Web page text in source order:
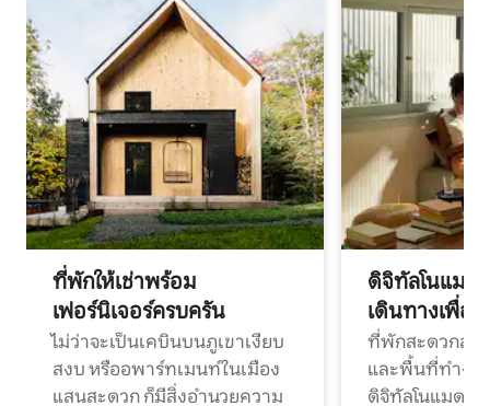
ที่พักให้เช่าพร้อม
เฟอร์นิเจอร์ครบครัน
ไม่ว่าจะเป็นเคบินบนภูเขาเงียบ
สงบ หรืออพาร์ทเมนท์ในเมือง
แสนสะดวก ก็มีสิ่งอำนวยความ
ดิจิทัลโนแมด
เดินทางเพื่อ
ที่พักสะดวกสบ
และพื้นที่ทำงา
ดิจิทัลโนแมดแ